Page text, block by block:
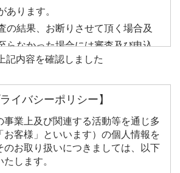
あります。
の結果、お断りさせて頂く場合及
らなかった場合には審査及び申込
開示することはできません。
せて頂く場合及び契約を解除する
者並びに連帯保証人は、反社会的
や過激な政治活動集団等）の構成
いことを誓約し、貸主の審査の結
上記内容を確認しました
ライバシーポリシー】
事業上及び関連する活動等を通じ多
お客様」といいます）の個人情報を
のお取り扱いにつきましては、以下
します。